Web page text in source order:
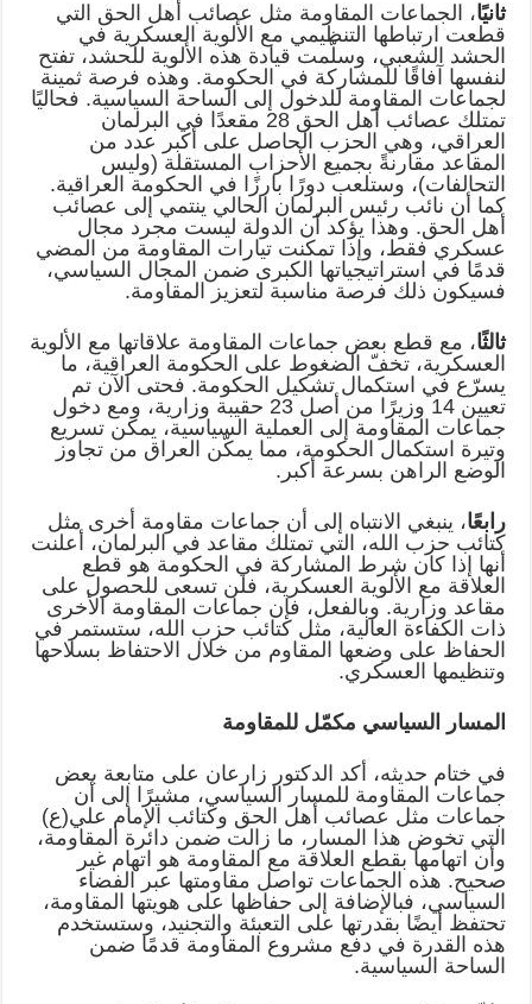
ثانيًا، الجماعات المقاومة مثل عصائب أهل الحق التي
قطعت ارتباطها التنظيمي مع الألوية العسكرية في
الحشد الشعبي، وسلّمت قيادة هذه الألوية للحشد، تفتح
لنفسها آفاقًا للمشاركة في الحكومة. وهذه فرصة ثمينة
لجماعات المقاومة للدخول إلى الساحة السياسية. فحاليًا
تمتلك عصائب أهل الحق 28 مقعدًا في البرلمان
العراقي، وهي الحزب الحاصل على أكبر عدد من
المقاعد مقارنةً بجميع الأحزاب المستقلة (وليس
التحالفات)، وستلعب دورًا بارزًا في الحكومة العراقية.
كما أن نائب رئيس البرلمان الحالي ينتمي إلى عصائب
أهل الحق. وهذا يؤكد أن الدولة ليست مجرد مجال
عسكري فقط، وإذا تمكنت تيارات المقاومة من المضي
قدمًا في استراتيجياتها الكبرى ضمن المجال السياسي،
فسيكون ذلك فرصة مناسبة لتعزيز المقاومة.
ثالثًا، مع قطع بعض جماعات المقاومة علاقاتها مع الألوية
العسكرية، تخفّ الضغوط على الحكومة العراقية، ما
يسرّع في استكمال تشكيل الحكومة. فحتى الآن تم
تعيين 14 وزيرًا من أصل 23 حقيبة وزارية، ومع دخول
جماعات المقاومة إلى العملية السياسية، يمكن تسريع
وتيرة استكمال الحكومة، مما يمكّن العراق من تجاوز
الوضع الراهن بسرعة أكبر.
رابعًا، ينبغي الانتباه إلى أن جماعات مقاومة أخرى مثل
كتائب حزب الله، التي تمتلك مقاعد في البرلمان، أعلنت
أنها إذا كان شرط المشاركة في الحكومة هو قطع
العلاقة مع الألوية العسكرية، فلن تسعى للحصول على
مقاعد وزارية. وبالفعل، فإن جماعات المقاومة الأخرى
ذات الكفاءة العالية، مثل كتائب حزب الله، ستستمر في
الحفاظ على وضعها المقاوم من خلال الاحتفاظ بسلاحها
وتنظيمها العسكري.
المسار السياسي مكمّل للمقاومة
في ختام حديثه، أكد الدكتور زارعان على متابعة بعض
جماعات المقاومة للمسار السياسي، مشيرًا إلى أن
جماعات مثل عصائب أهل الحق وكتائب الإمام علي(ع)
التي تخوض هذا المسار، ما زالت ضمن دائرة المقاومة،
وأن اتهامها بقطع العلاقة مع المقاومة هو اتهام غير
صحيح. هذه الجماعات تواصل مقاومتها عبر الفضاء
السياسي، فبالإضافة إلى حفاظها على هويتها المقاومة،
تحتفظ أيضًا بقدرتها على التعبئة والتجنيد، وستستخدم
هذه القدرة في دفع مشروع المقاومة قدمًا ضمن
الساحة السياسية.